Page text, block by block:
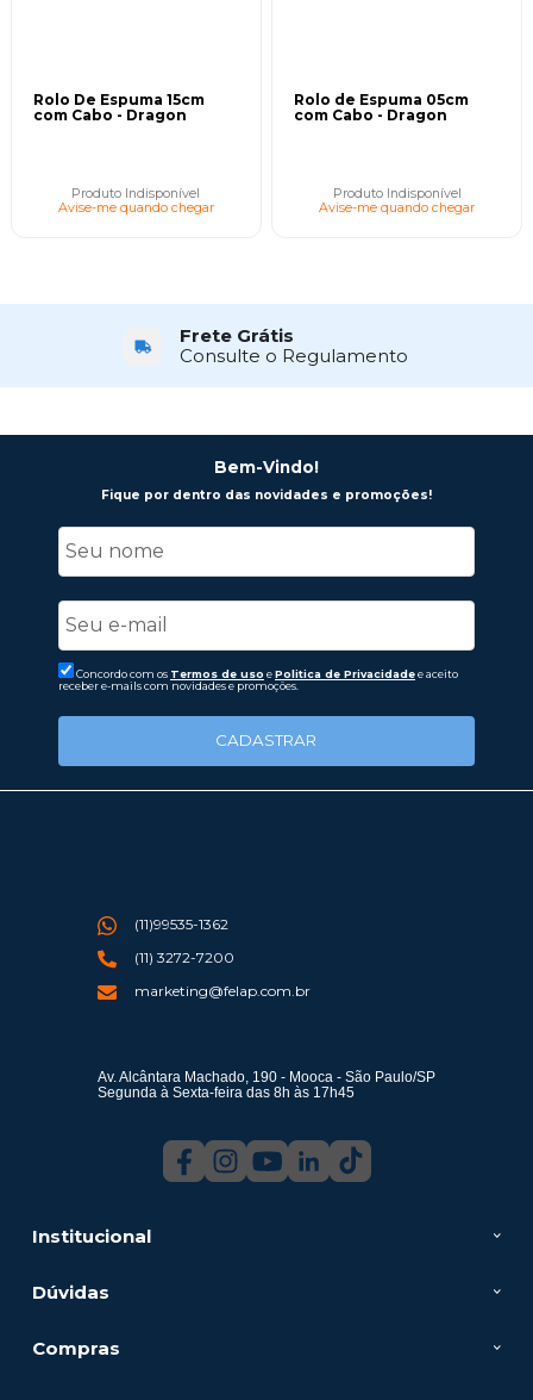
Rolo De Espuma 15cm
com Cabo - Dragon
Produto Indisponível
Avise-me quando chegar
Rolo de Espuma 05cm
com Cabo - Dragon
Produto Indisponível
Avise-me quando chegar
Frete Grátis
Consulte o Regulamento
Bem-Vindo!
Fique por dentro das novidades e promoções!
Concordo com os Termos de uso ePolitica de Privacidadee aceito
receber e-mails com novidades e promoções.
CADASTRAR
Institucional
Dúvidas
Compras
(11)99535-1362
(11) 3272-7200
marketing@felap.com.br
Av. Alcântara Machado, 190 - Mooca - São Paulo/SP
Segunda à Sexta-feira das 8h às 17h45